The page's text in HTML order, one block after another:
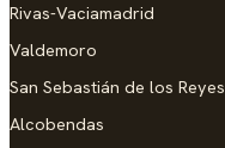
Rivas-Vaciamadrid
Valdemoro
San Sebastián de los Reyes
Alcobendas